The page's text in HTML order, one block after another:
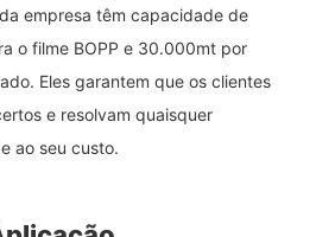
empresa têm capacidade de
o filme BOPP e 30.000mt por
Eles garantem que os clientes
e resolvam quaisquer
ao seu custo.